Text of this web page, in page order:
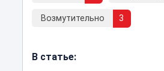
Возмутительно 3
В статье: